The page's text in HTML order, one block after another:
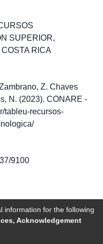
SUPERIOR,
COSTA RICA
Z. Chaves
N. (2023). CONARE -
tableu-recursos-
9100
information for the following
Acknowledgement